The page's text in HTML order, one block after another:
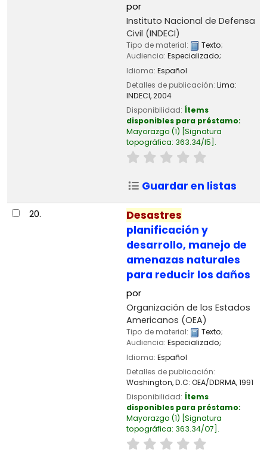
por
Instituto Nacional de Defensa
Civil (INDECI)
Tipo de material: Texto;
Audiencia: Especializado;
Idioma: Español
Detalles de publicación: Lima:
INDECI,2004
Disponibilidad: Ítems
disponibles para préstamo:
Mayorazgo (1) Signatura
topográfica: 363.34/I5 .
Guardar en listas
20.
Desastres
planificación y
desarrollo, manejo de
amenazas naturales
para reducir los daños
por
Organización de los Estados
Americanos (OEA)
Tipo de material: Texto;
Audiencia: Especializado;
Idioma: Español
Detalles de publicación:
Washington, D.C: OEA/DDRMA,1991
Disponibilidad: Ítems
disponibles para préstamo:
Mayorazgo (1) Signatura
topográfica: 363.34/O7 .